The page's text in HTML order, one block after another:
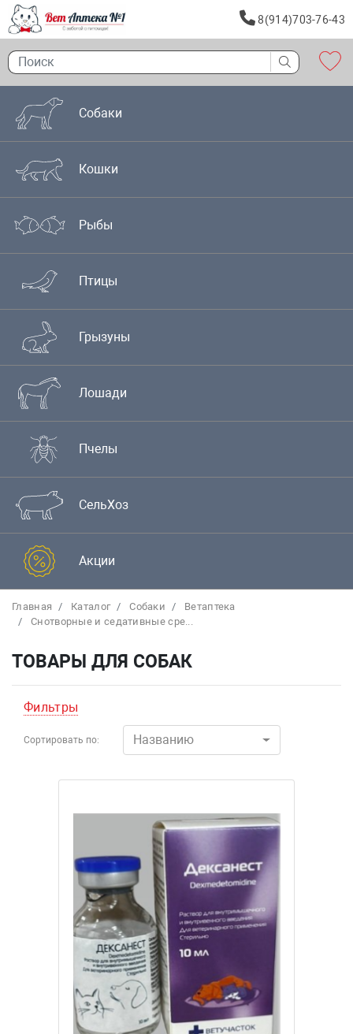
8(914)703-76-43
Собаки
Кошки
Рыбы
Птицы
Грызуны
Лошади
Пчелы
СельХоз
Акции
Главная Каталог Собаки
Bетаптека
Снотворные и седативные сре...
ТОВАРЫ ДЛЯ СОБАК
Фильтры
Сортировать по: Названию